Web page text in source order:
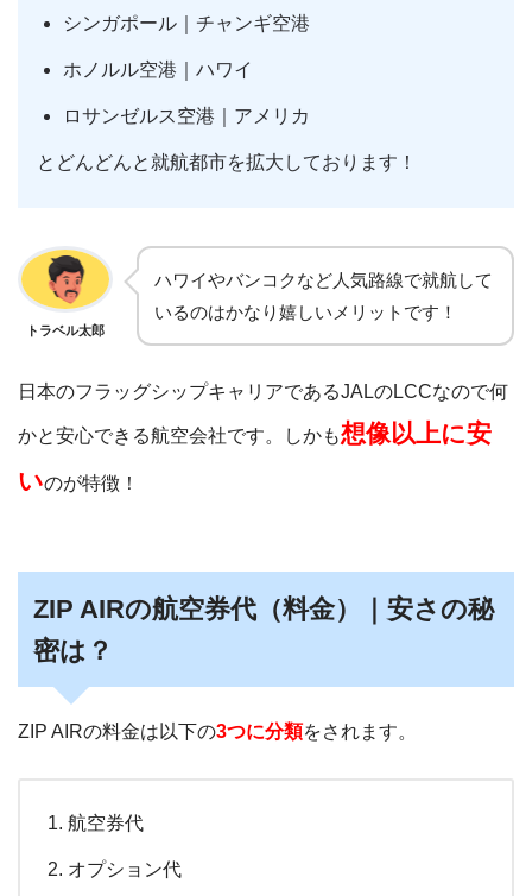
シンガポール｜チャンギ空港
ホノルル空港｜ハワイ
ロサンゼルス空港｜アメリカ
とどんどんと就航都市を拡大しております！
トラベル太郎
ハワイやバンコクなど人気路線で就航して
いるのはかなり嬉しいメリットです！
日本のフラッグシップキャリアであるJALのLCCなので何
かと安心できる航空会社です。しかも想像以上に安
いのが特徴！
ZIP AIRの航空券代（料金）｜安さの秘
密は？
ZIP AIRの料金は以下の3つに分類をされます。
航空券代
オプション代